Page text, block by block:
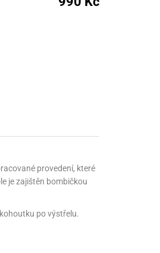
provedení, které
je zajištěn bombičkou
po výstřelu.